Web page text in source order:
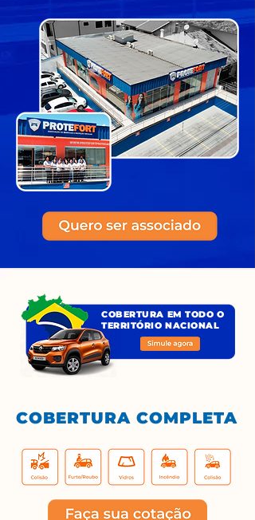
COBERTURA EM TODO O
TERRITÓRIO NACIONAL
COBERTURA COMPLETA